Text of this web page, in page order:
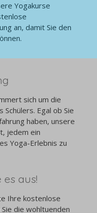
Yogakurse
an, damit Sie den
sich um die
Egal ob Sie
haben, unsere
jedem ein
Yoga-Erlebnis zu
es aus!
Ihre kostenlose
die wohltuenden